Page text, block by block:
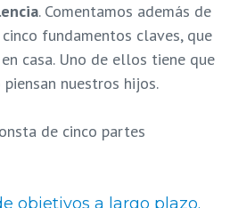
. Comentamos además de
fundamentos claves, que
casa. Uno de ellos tiene que
nuestros hijos.
de cinco partes
objetivos a largo plazo.